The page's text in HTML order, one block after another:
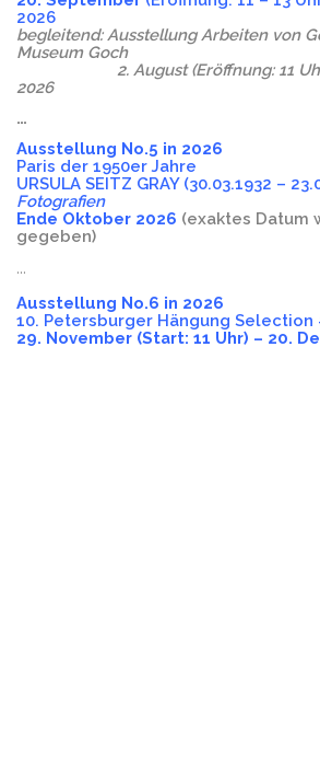
2026
begleitend: Ausstellung Arbeiten von
Museum Goch
2. August (Eröffnung: 11 Uhr)
2026
…
Ausstellung No.5 in 2026
Paris der 1950er Jahre
URSULA SEITZ GRAY (30.03.1932 –
Fotografien
Ende Oktober 2026 (exaktes Datum
gegeben)
…
Ausstellung No.6 in 2026
10. Petersburger Hängung Selection
29. November (Start: 11 Uhr) – 20.